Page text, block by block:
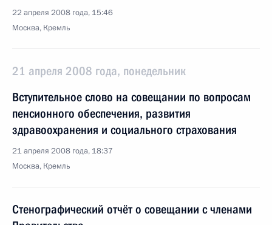
22 апреля 2008 года, 15:46
Москва, Кремль
21 апреля 2008 года, понедельник
Вступительное слово на совещании по вопросам
пенсионного обеспечения, развития
здравоохранения и социального страхования
21 апреля 2008 года, 18:37
Москва, Кремль
Стенографический отчёт о совещании с членами